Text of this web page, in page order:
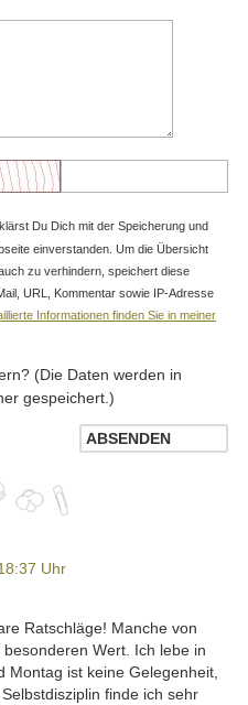
Du Dich mit der Speicherung und
einverstanden. Um die Übersicht
zu verhindern, speichert diese
URL, Kommentar sowie IP-Adresse
Informationen finden Sie in meiner
(Die Daten werden in
gespeichert.)
Uhr
Ratschläge! Manche von
Wert. Ich lebe in
Montag ist keine Gelegenheit,
finde ich sehr